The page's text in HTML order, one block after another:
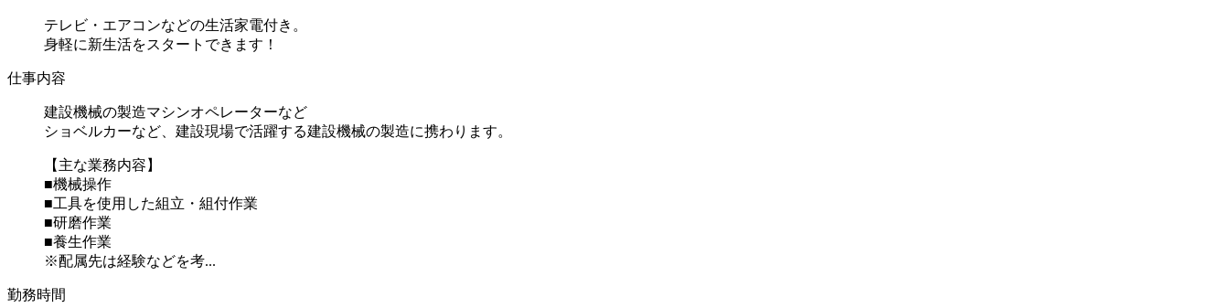
テレビ・エアコンなどの生活家電付き。
身軽に新生活をスタートできます！
仕事内容
建設機械の製造マシンオペレーターなど
ショベルカーなど、建設現場で活躍する建設機械の製造に携わります。
【主な業務内容】
■機械操作
■工具を使用した組立・組付作業
■研磨作業
■養生作業
※配属先は経験などを考...
勤務時間